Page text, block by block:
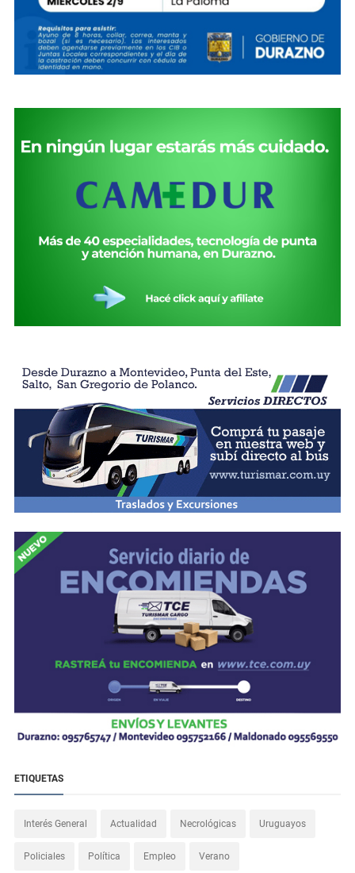
ETIQUETAS
Interés General Actualidad Necrológicas Uruguayos
Policiales Política Empleo Verano